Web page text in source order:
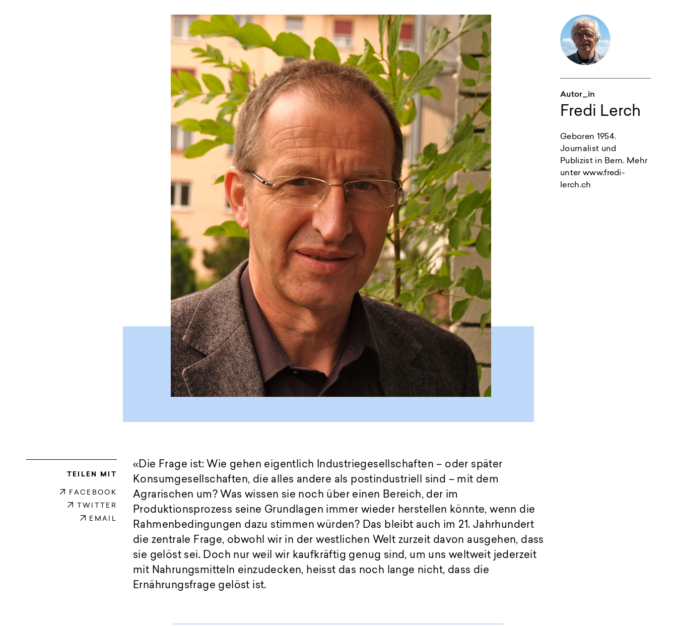
Autor_in
Fredi Lerch
Geboren 1954.
Journalist und
Publizist in Bern. Mehr
unter www.fredi-
lerch.ch
TEILEN MIT
FACEBOOK
TWITTER
EMAIL
«Die Frage ist: Wie gehen eigentlich Industriegesellschaften – oder später
Konsumgesellschaften, die alles andere als postindustriell sind – mit dem
Agrarischen um? Was wissen sie noch über einen Bereich, der im
Produktionsprozess seine Grundlagen immer wieder herstellen könnte, wenn die
Rahmenbedingungen dazu stimmen würden? Das bleibt auch im 21. Jahrhundert
die zentrale Frage, obwohl wir in der westlichen Welt zurzeit davon ausgehen, dass
sie gelöst sei. Doch nur weil wir kaufkräftig genug sind, um uns weltweit jederzeit
mit Nahrungsmitteln einzudecken, heisst das noch lange nicht, dass die
Ernährungsfrage gelöst ist.